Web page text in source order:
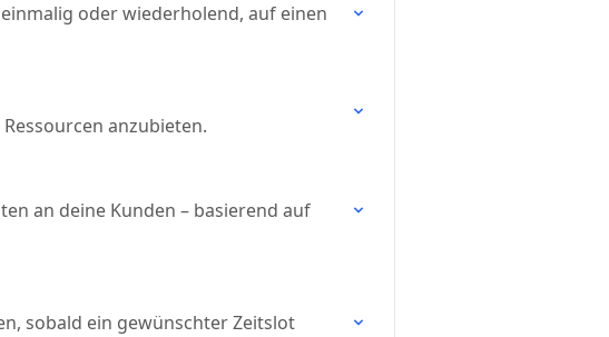
oder wiederholend, auf einen
anzubieten.
an deine Kunden – basierend auf
sobald ein gewünschter Zeitslot